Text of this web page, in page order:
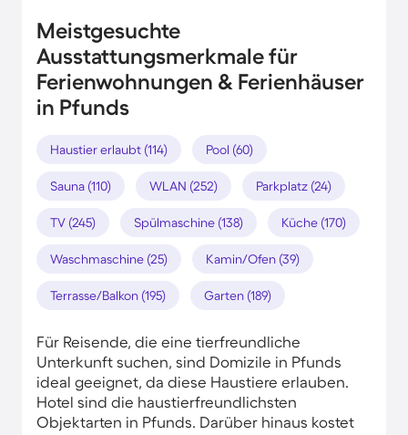
Meistgesuchte
Ausstattungsmerkmale für
Ferienwohnungen & Ferienhäuser
in Pfunds
Haustier erlaubt (114) Pool (60)
Sauna (110) WLAN (252) Parkplatz (24)
TV (245) Spülmaschine (138) Küche (170)
Waschmaschine (25) Kamin/Ofen (39)
Terrasse/Balkon (195) Garten (189)
Für Reisende, die eine tierfreundliche
Unterkunft suchen, sind Domizile in Pfunds
ideal geeignet, da diese Haustiere erlauben.
Hotel sind die haustierfreundlichsten
Objektarten in Pfunds. Darüber hinaus kostet